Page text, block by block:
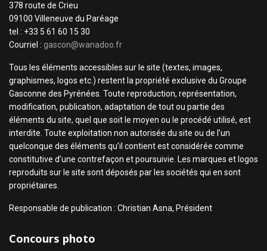
378 route de Crieu
09100 Villeneuve du Paréage
tel : +33 5 61 60 15 30
Courriel : gascon@wanadoo.fr
Tous les éléments accessibles sur le site (textes, images,
graphismes, logos etc.) restent la propriété exclusive du Groupe
Gasconne des Pyrénées. Toute reproduction, représentation,
modification, publication, adaptation de tout ou partie des
éléments du site, quel que soit le moyen ou le procédé utilisé, est
interdite. Toute exploitation non autorisée du site ou de l’un
quelconque des éléments qu’il contient est considérée comme
constitutive d’une contrefaçon et poursuivie. Les marques et logos
reproduits sur le site sont déposés par les sociétés qui en sont
propriétaires.
Responsable de publication : Christian Asna, Président
Concours photo